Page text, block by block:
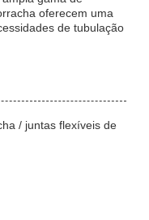
oferecem uma
de tubulação
/ juntas flexíveis de